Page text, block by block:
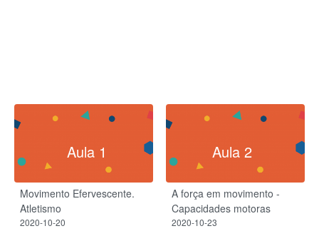
Aula 1
Movimento Efervescente.
Atletismo
2020-10-20
Aula 2
A força em movimento -
Capacidades motoras
2020-10-23